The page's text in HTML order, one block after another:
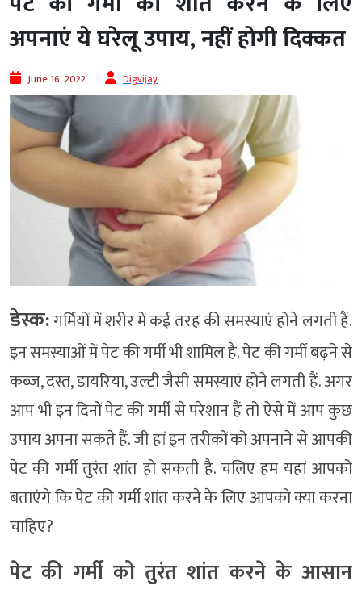
अपनाएं ये घरेलू उपाय, नहीं होगी दिक्कत
June 16, 2022 Digvijay
डेस्क:गर्मियों में शरीर में कई तरह की समस्याएं होने लगती हैं.
इन समस्याओं में पेट की गर्मी भी शामिल है. पेट की गर्मी बढ़ने से
कब्ज, दस्त, डायरिया, उल्टी जैसी समस्याएं होने लगती हैं. अगर
आप भी इन दिनों पेट की गर्मी से परेशान हैं तो ऐसे में आप कुछ
उपाय अपना सकते हैं. जी हां इन तरीकों को अपनाने से आपकी
पेट की गर्मी तुरंत शांत हो सकती है. चलिए हम यहां आपको
बताएंगे कि पेट की गर्मी शांत करने के लिए आपको क्या करना
चाहिए?
पेट की गर्मी को तुरंत शांत करने के आसान